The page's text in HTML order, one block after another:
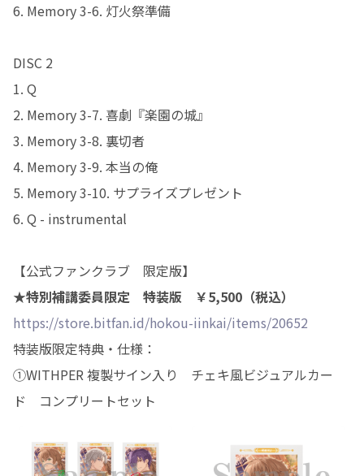
6. Memory 3-6. 灯火祭準備
DISC 2
1. Q
2. Memory 3-7. 喜劇『楽園の城』
3. Memory 3-8. 裏切者
4. Memory 3-9. 本当の俺
5. Memory 3-10. サプライズプレゼント
6. Q - instrumental
【公式ファンクラブ 限定版】
★特別補講委員限定 特装版 ￥5,500（税込）
https://store.bitfan.id/hokou-iinkai/items/20652
特装版限定特典・仕様：
①WITHPER 複製サイン入り チェキ風ビジュアルカー
ド コンプリートセット